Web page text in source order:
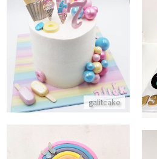
galitcake
עוגת גלידות עם קשת בענן
התקשר/י